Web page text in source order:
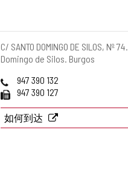
邮
寄
址
C/ SANTO DOMINGO DE SILOS, Nº 74.
Domingo de Silos. Burgos
电
话
947 390 132
传
947 390 127
如何到达